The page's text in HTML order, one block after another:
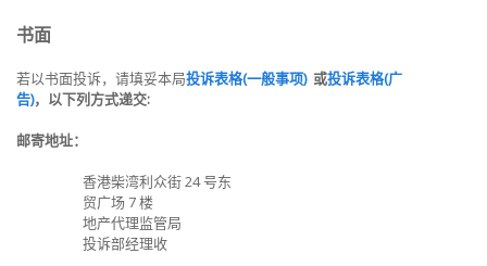
书面
若以书面投诉，请填妥本局投诉表格(一般事项) 或投诉表格(广
告)，以下列方式递交:
邮寄地址：
香港柴湾利众街 24 号东
贸广场 7 楼
地产代理监管局
投诉部经理收